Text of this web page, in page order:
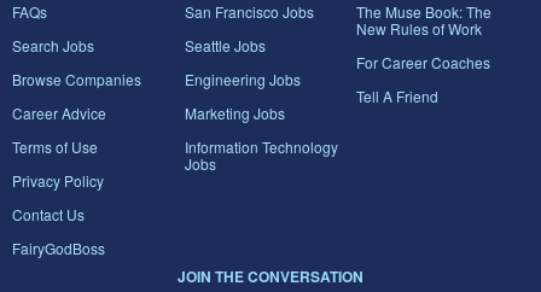
FAQs
Search Jobs
Browse Companies
Career Advice
Terms of Use
Privacy Policy
Contact Us
FairyGodBoss
San Francisco Jobs
Seattle Jobs
Engineering Jobs
Marketing Jobs
Information Technology
Jobs
The Muse Book: The
New Rules of Work
For Career Coaches
Tell A Friend
JOIN THE CONVERSATION